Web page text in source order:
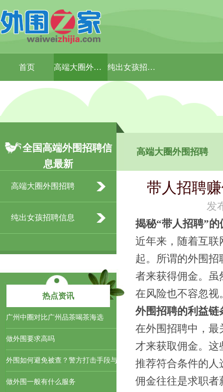
首页 高端大圈外围招聘 纯出女孩招聘信息
全国高端外围招聘信
息最新
高端大圈外围招聘
高端大圈外围招聘
纯出女孩招聘信息
热点资讯
‌广州中圈对比广州品茶喝茶海选‌
做外围要求高吗
外围如何避免被查？警方打击手段与
做外围一般有什么服务
带人招聘
发
揭秘“带人招聘”
近年来，随着互联
起。所谓的外围
者来获得佣金。虽
在风险也不容忽视
外围招聘的利益链
在外围招聘中，最
才来获取佣金。这
推荐符合条件的人
佣金往往是求职者